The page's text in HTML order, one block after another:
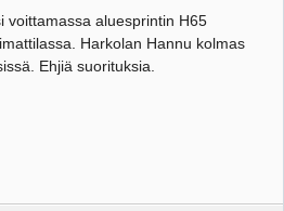
voittamassa aluesprintin H65
Harkolan Hannu kolmas
Ehjiä suorituksia.